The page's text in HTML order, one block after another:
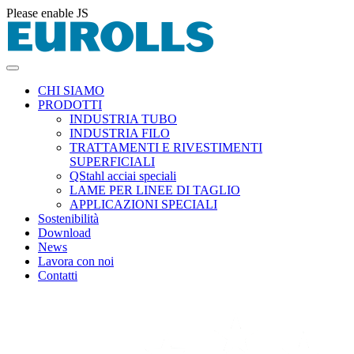
Please enable JS
CHI SIAMO
PRODOTTI
INDUSTRIA TUBO
INDUSTRIA FILO
TRATTAMENTI E RIVESTIMENTI
SUPERFICIALI
QStahl acciai speciali
LAME PER LINEE DI TAGLIO
APPLICAZIONI SPECIALI
Sostenibilità
Download
News
Lavora con noi
Contatti